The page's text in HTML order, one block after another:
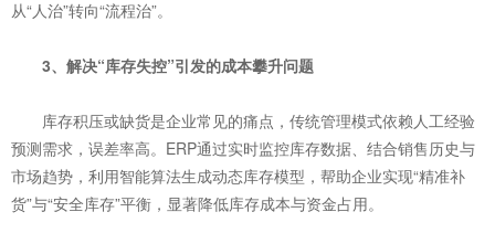
从“人治”转向“流程治”。
3、解决“库存失控”引发的成本攀升问题
库存积压或缺货是企业常见的痛点，传统管理模式依赖人工经验
预测需求，误差率高。ERP通过实时监控库存数据、结合销售历史与
市场趋势，利用智能算法生成动态库存模型，帮助企业实现“精准补
货”与“安全库存”平衡，显著降低库存成本与资金占用。